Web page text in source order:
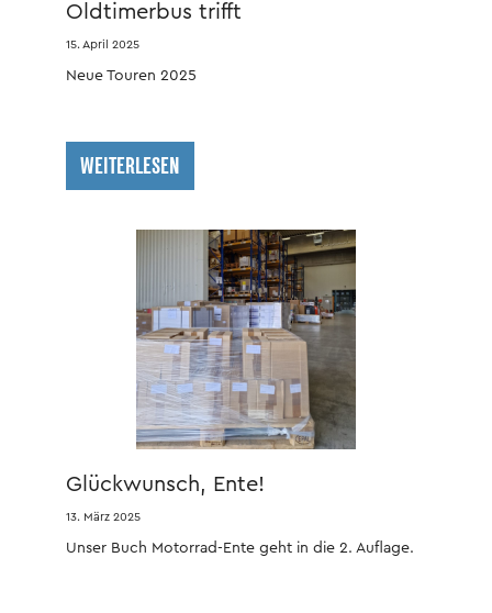
Oldtimerbus trifft
Fahrzeuggeschichte
15. April 2025
Neue Touren 2025
WEITERLESEN
Glückwunsch, Ente!
13. März 2025
Unser Buch Motorrad-Ente geht in die 2. Auflage.